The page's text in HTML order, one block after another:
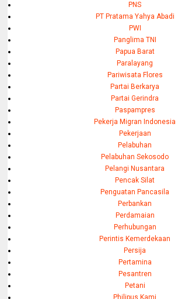
PNS
PT Pratama Yahya Abadi
PWI
Panglima TNI
Papua Barat
Paralayang
Pariwisata Flores
Partai Berkarya
Partai Gerindra
Paspampres
Pekerja Migran Indonesia
Pekerjaan
Pelabuhan
Pelabuhan Sekosodo
Pelangi Nusantara
Pencak Silat
Penguatan Pancasila
Perbankan
Perdamaian
Perhubungan
Perintis Kemerdekaan
Persija
Pertamina
Pesantren
Petani
Philipus Kami